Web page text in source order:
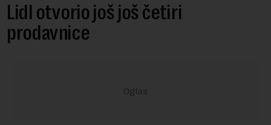
Lidl otvorio još još četiri
prodavnice